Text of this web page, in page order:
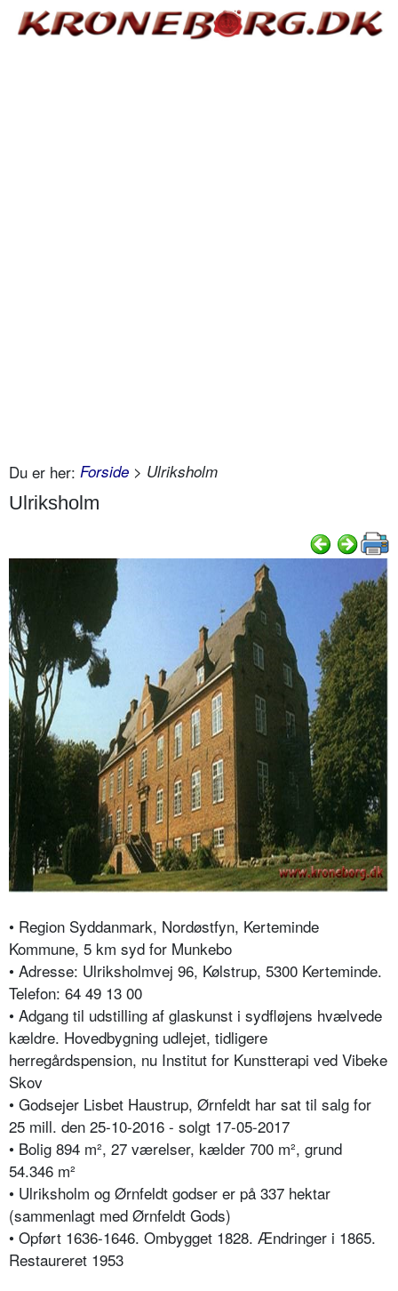
Du er her: Forside > Ulriksholm
Ulriksholm
• Region Syddanmark, Nordøstfyn, Kerteminde
Kommune, 5 km syd for Munkebo
• Adresse: Ulriksholmvej 96, Kølstrup, 5300 Kerteminde.
Telefon: 64 49 13 00
• Adgang til udstilling af glaskunst i sydfløjens hvælvede
kældre. Hovedbygning udlejet, tidligere
herregårdspension, nu Institut for Kunstterapi ved Vibeke
Skov
• Godsejer Lisbet Haustrup, Ørnfeldt har sat til salg for
25 mill. den 25-10-2016 - solgt 17-05-2017
• Bolig 894 m², 27 værelser, kælder 700 m², grund
54.346 m²
• Ulriksholm og Ørnfeldt godser er på 337 hektar
(sammenlagt med Ørnfeldt Gods)
• Opført 1636-1646. Ombygget 1828. Ændringer i 1865.
Restaureret 1953